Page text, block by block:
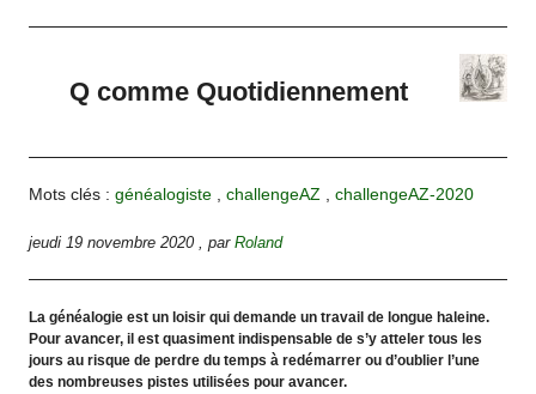
Q comme Quotidiennement
Mots clés :généalogiste ,challengeAZ ,challengeAZ-2020
jeudi 19 novembre 2020 ,parRoland
La généalogie est un loisir qui demande un travail de longue haleine.
Pour avancer, il est quasiment indispensable de s’y atteler tous les
jours au risque de perdre du temps à redémarrer ou d’oublier l’une
des nombreuses pistes utilisées pour avancer.